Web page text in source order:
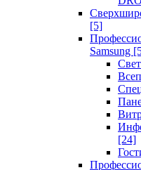
[5]
Samsung
[24]